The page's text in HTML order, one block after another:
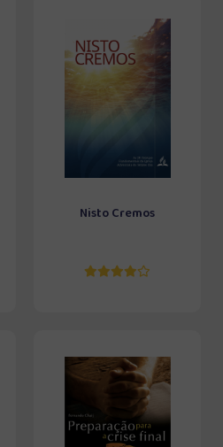
Nisto Cremos